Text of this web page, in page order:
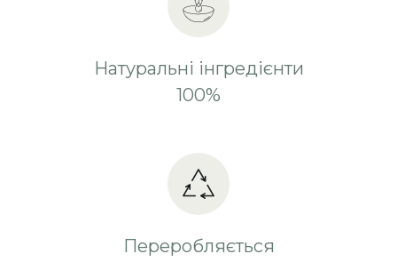
Натуральні інгредієнти
100%
Переробляється